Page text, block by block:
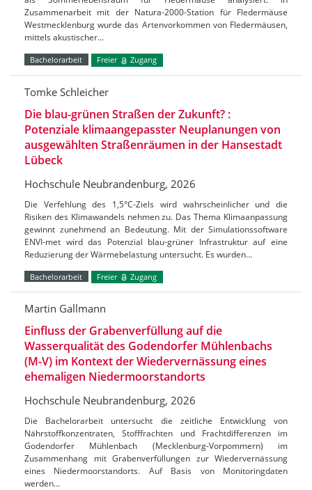
Zusammenarbeit mit der Natura-2000-Station für Fledermäuse
Westmecklenburg wurde das Artenvorkommen von Fledermäusen,
mittels akustischer…
Bachelorarbeit Freier Zugang
Tomke Schleicher
Die blau-grünen Straßen der Zukunft? :
Potenziale klimaangepasster Neuplanungen von
ausgewählten Straßenräumen in der Hansestadt
Lübeck
Hochschule Neubrandenburg, 2026
Die Verfehlung des 1,5°C-Ziels wird wahrscheinlicher und die
Risiken des Klimawandels nehmen zu. Das Thema Klimaanpassung
gewinnt zunehmend an Bedeutung. Mit der Simulationssoftware
ENVI-met wird das Potenzial blau-grüner Infrastruktur auf eine
Reduzierung der Wärmebelastung untersucht. Es wurden…
Bachelorarbeit Freier Zugang
Martin Gallmann
Einfluss der Grabenverfüllung auf die
Wasserqualität des Godendorfer Mühlenbachs
(M-V) im Kontext der Wiedervernässung eines
ehemaligen Niedermoorstandorts
Hochschule Neubrandenburg, 2026
Die Bachelorarbeit untersucht die zeitliche Entwicklung von
Nährstoffkonzentraten, Stofffrachten und Frachtdifferenzen im
Godendorfer Mühlenbach (Mecklenburg-Vorpommern) im
Zusammenhang mit Grabenverfüllungen zur Wiedervernässung
eines Niedermoorstandorts. Auf Basis von Monitoringdaten
werden…